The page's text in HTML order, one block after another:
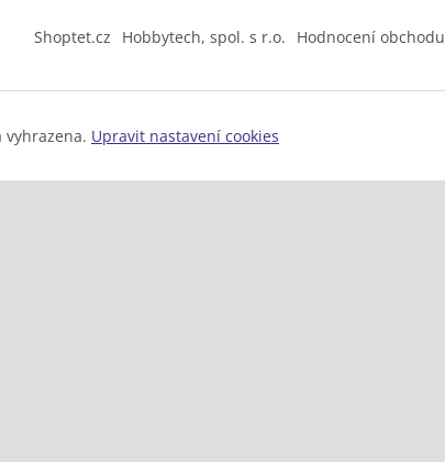
Shoptet.cz Hobbytech, spol. s r.o. Hodnocení obchodu
vyhrazena. Upravit nastavení cookies